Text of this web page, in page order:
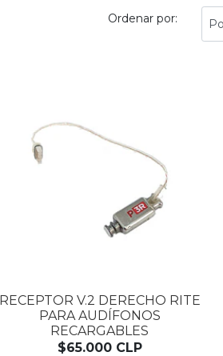
Ordenar por:
RECEPTOR V.2 DERECHO RITE
PARA AUDÍFONOS
RECARGABLES
$65.000 CLP